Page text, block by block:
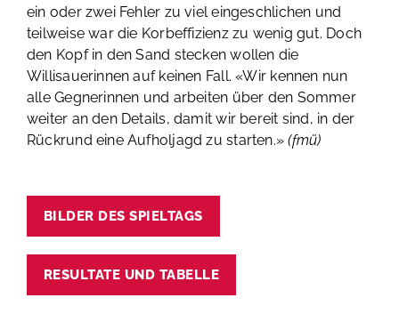
ein oder zwei Fehler zu viel eingeschlichen und
teilweise war die Korbeffizienz zu wenig gut. Doch
den Kopf in den Sand stecken wollen die
Willisauerinnen auf keinen Fall. «Wir kennen nun
alle Gegnerinnen und arbeiten über den Sommer
weiter an den Details, damit wir bereit sind, in der
Rückrund eine Aufholjagd zu starten.»(fmü)
BILDER DES SPIELTAGS
RESULTATE UND TABELLE